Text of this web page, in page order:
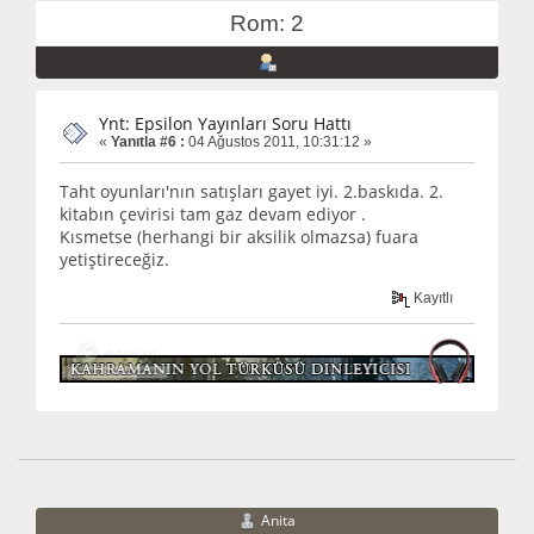
Rom: 2
Ynt: Epsilon Yayınları Soru Hattı
« Yanıtla #6 : 04 Ağustos 2011, 10:31:12 »
Taht oyunları'nın satışları gayet iyi. 2.baskıda. 2.
kitabın çevirisi tam gaz devam ediyor .
Kısmetse (herhangi bir aksilik olmazsa) fuara
yetiştireceğiz.
Kayıtlı
Anita